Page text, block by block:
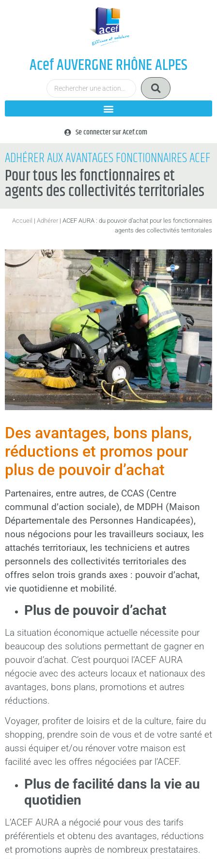
Acef AUVERGNE RHÔNE ALPES
Se connecter sur Acef.com
ADHÉRER AUX AVANTAGES FONCTIONNAIRES ACEF
Pour tous les fonctionnaires et
agents des collectivités territoriales
Accueil | Adhérer | ACEF AURA : du pouvoir d’achat pour les fonctionnaires
agents des collectivités territoriales
Des avantages, bons plans,
réductions et promos pour
plus de pouvoir d’achat
Partenaires, entre autres, de CCAS (Centre
communal d’action sociale), de MDPH (Maison
Départementale des Personnes Handicapées),
nous négocions pour les travailleurs sociaux, les
attachés territoriaux, les techniciens et autres
personnels des collectivités territoriales des
offres selon trois grands axes : pouvoir d’achat,
vie quotidienne et mobilité.
Plus de pouvoir d’achat
La situation économique actuelle nécessite pour
beaucoup des solutions permettant de gagner en
pouvoir d’achat. C’est pourquoi l’ACEF AURA
négocie avec des acteurs locaux et nationaux des
avantages, bons plans, promotions et autres
réductions.
Voyager, profiter de loisirs et de la culture, faire du
shopping, prendre soin de vous et de votre santé et
aussi équiper et/ou rénover votre maison est
facilité avec les offres négociées par l’ACEF.
Plus de facilité dans la vie au
quotidien
L’ACEF AURA a négocié pour vous des tarifs
préférentiels et obtenu des avantages, réductions
et promotions auprès de nombreux prestataires.